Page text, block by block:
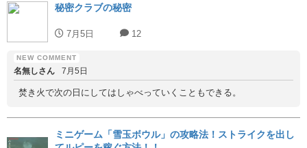
秘密クラブの秘密
7月5日 12
名無しさん 7月5日
焚き火で次の日にしてはしゃべっていくこともできる。
ミニゲーム「雪玉ボウル」の攻略法！ストライクを出し